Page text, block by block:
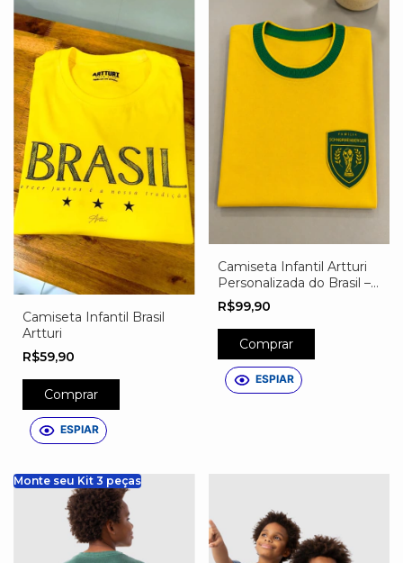
Camiseta Infantil Brasil
Artturi
R$59,90
Comprar
ESPIAR
Camiseta Infantil Artturi
Personalizada do Brasil –
Nome, Número e Escudo
Exclusivo
R$99,90
Comprar
ESPIAR
Monte seu Kit 3 peças